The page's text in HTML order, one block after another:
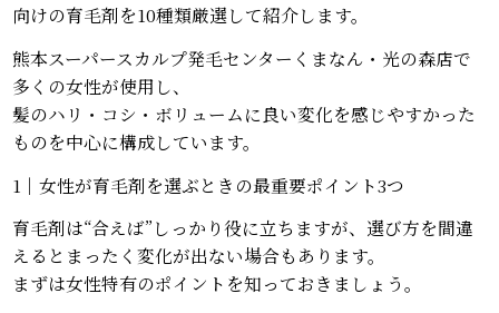
向けの育毛剤を10種類厳選して紹介します。
熊本スーパースカルプ発毛センターくまなん・光の森店で
多くの女性が使用し、
髪のハリ・コシ・ボリュームに良い変化を感じやすかった
ものを中心に構成しています。
1｜女性が育毛剤を選ぶときの最重要ポイント3つ
育毛剤は“合えば”しっかり役に立ちますが、選び方を間違
えるとまったく変化が出ない場合もあります。
まずは女性特有のポイントを知っておきましょう。